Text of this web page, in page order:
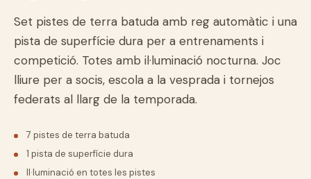
Set pistes de terra batuda amb reg automàtic i una
pista de superfície dura per a entrenaments i
competició. Totes amb il·luminació nocturna. Joc
lliure per a socis, escola a la vesprada i tornejos
federats al llarg de la temporada.
7 pistes de terra batuda
1 pista de superfície dura
Il·luminació en totes les pistes